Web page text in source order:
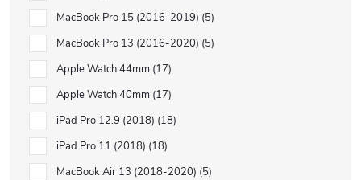
MacBook Pro 15 (2016-2019) 5
MacBook Pro 13 (2016-2020) 5
Apple Watch 44mm 17
Apple Watch 40mm 17
iPad Pro 12.9 (2018) 18
iPad Pro 11 (2018) 18
MacBook Air 13 (2018-2020) 5